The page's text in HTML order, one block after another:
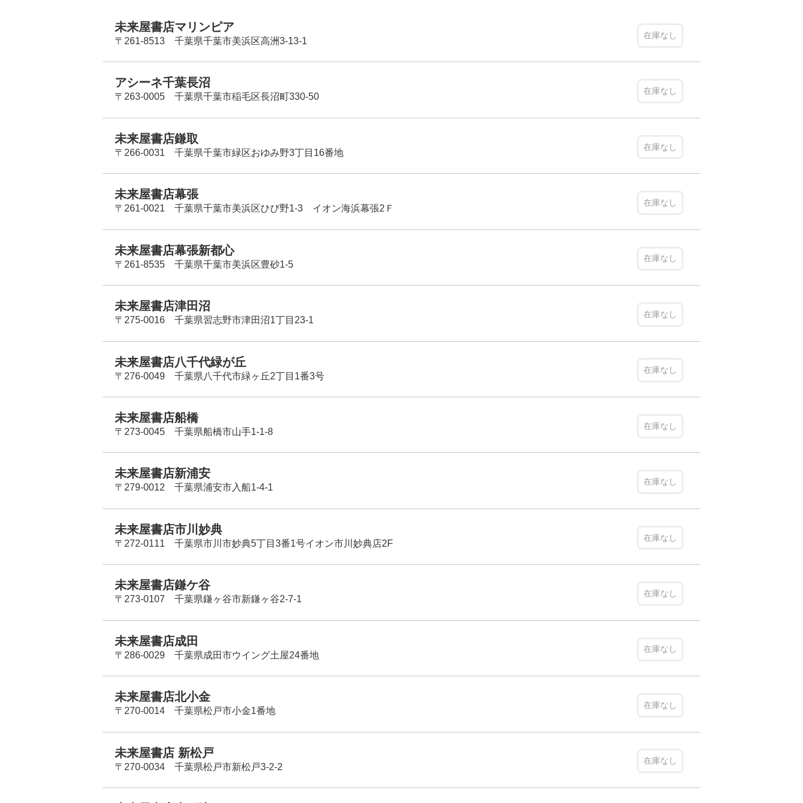
未来屋書店マリンピア
〒261-8513 千葉県千葉市美浜区高洲3-13-1
在庫なし
アシーネ千葉長沼
〒263-0005 千葉県千葉市稲毛区長沼町330-50
在庫なし
未来屋書店鎌取
〒266-0031 千葉県千葉市緑区おゆみ野3丁目16番地
在庫なし
未来屋書店幕張
〒261-0021 千葉県千葉市美浜区ひび野1-3 イオン海浜幕張2Ｆ
在庫なし
未来屋書店幕張新都心
〒261-8535 千葉県千葉市美浜区豊砂1-5
在庫なし
未来屋書店津田沼
〒275-0016 千葉県習志野市津田沼1丁目23-1
在庫なし
未来屋書店八千代緑が丘
〒276-0049 千葉県八千代市緑ヶ丘2丁目1番3号
在庫なし
未来屋書店船橋
〒273-0045 千葉県船橋市山手1-1-8
在庫なし
未来屋書店新浦安
〒279-0012 千葉県浦安市入船1-4-1
在庫なし
未来屋書店市川妙典
〒272-0111 千葉県市川市妙典5丁目3番1号イオン市川妙典店2F
在庫なし
未来屋書店鎌ケ谷
〒273-0107 千葉県鎌ヶ谷市新鎌ヶ谷2-7-1
在庫なし
未来屋書店成田
〒286-0029 千葉県成田市ウイング土屋24番地
在庫なし
未来屋書店北小金
〒270-0014 千葉県松戸市小金1番地
在庫なし
未来屋書店 新松戸
〒270-0034 千葉県松戸市新松戸3-2-2
在庫なし